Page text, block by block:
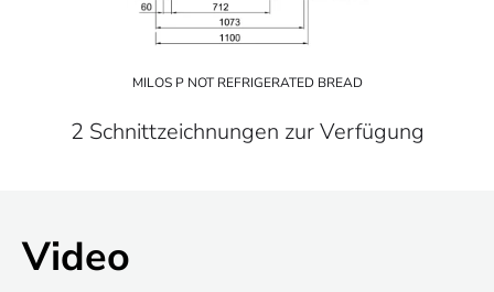
MILOS P NOT REFRIGERATED BREAD
2 Schnittzeichnungen zur Verfügung
Video